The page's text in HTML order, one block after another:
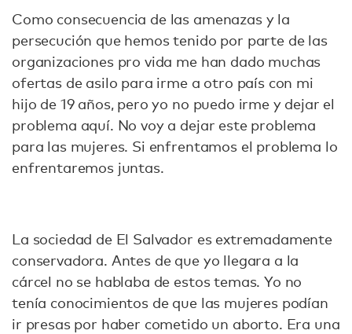
Como consecuencia de las amenazas y la
persecución que hemos tenido por parte de las
organizaciones pro vida me han dado muchas
ofertas de asilo para irme a otro país con mi
hijo de 19 años, pero yo no puedo irme y dejar el
problema aquí. No voy a dejar este problema
para las mujeres. Si enfrentamos el problema lo
enfrentaremos juntas.
La sociedad de El Salvador es extremadamente
conservadora. Antes de que yo llegara a la
cárcel no se hablaba de estos temas. Yo no
tenía conocimientos de que las mujeres podían
ir presas por haber cometido un aborto. Era una